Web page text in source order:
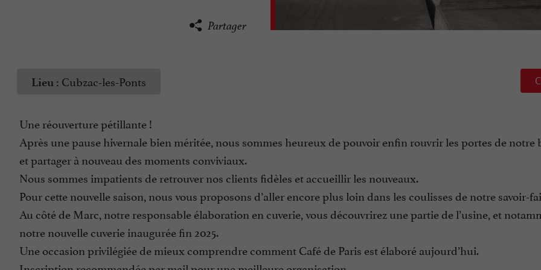
Partager
Lieu : Cubzac-les-Ponts
Une réouverture pétillante !
Après une pause hivernale bien méritée, nous sommes heureux de pouvoir enfin rouvrir les portes de notre
et partager à nouveau des moments conviviaux.
Nous sommes impatients de retrouver nos clients fidèles et accueillir les nouveaux.
Pour cette nouvelle saison, nous vous proposons d’aller encore plus loin dans les coulisses de notre savoir-
Au côté de Marc, notre responsable élaboration en cuverie, vous découvrirez une partie de l’usine, et
notre nouvelle cuverie inaugurée fin 2025.
Une occasion privilégiée de mieux comprendre comment Café de Paris est élaboré aujourd’hui.